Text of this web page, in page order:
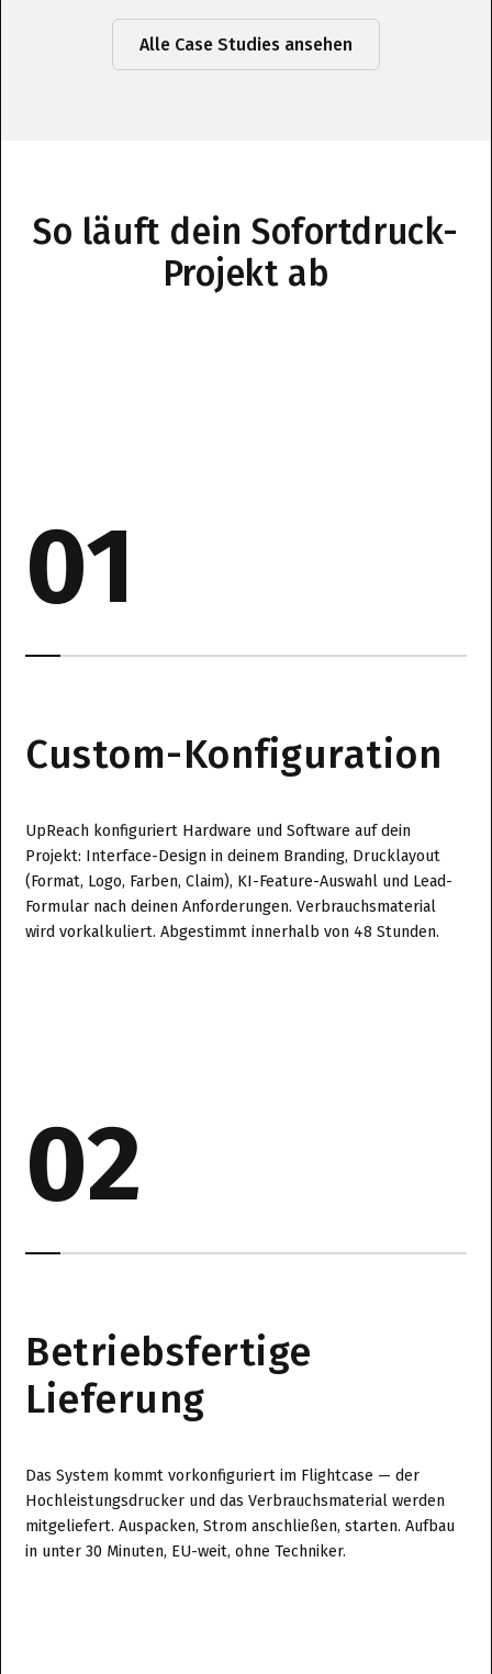
Alle Case Studies ansehen
So läuft dein Sofortdruck-
Projekt ab
01
Custom-Konfiguration
UpReach konfiguriert Hardware und Software auf dein
Projekt: Interface-Design in deinem Branding, Drucklayout
(Format, Logo, Farben, Claim), KI-Feature-Auswahl und Lead-
Formular nach deinen Anforderungen. Verbrauchsmaterial
wird vorkalkuliert. Abgestimmt innerhalb von 48 Stunden.
02
Betriebsfertige
Lieferung
Das System kommt vorkonfiguriert im Flightcase — der
Hochleistungsdrucker und das Verbrauchsmaterial werden
mitgeliefert. Auspacken, Strom anschließen, starten. Aufbau
in unter 30 Minuten, EU-weit, ohne Techniker.